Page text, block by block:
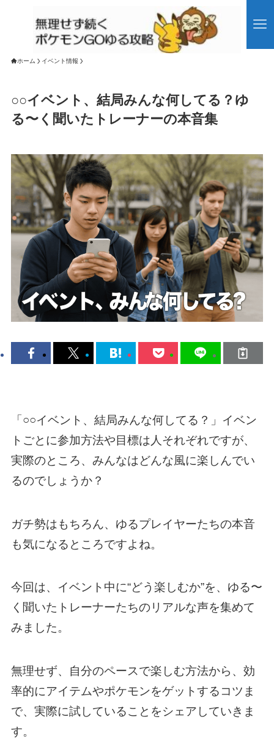
ホーム イベント情報
○○イベント、結局みんな何してる？ゆ
る〜く聞いたトレーナーの本音集
「○○イベント、結局みんな何してる？」イベン
トごとに参加方法や目標は人それぞれですが、
実際のところ、みんなはどんな風に楽しんでい
るのでしょうか？
ガチ勢はもちろん、ゆるプレイヤーたちの本音
も気になるところですよね。
今回は、イベント中に“どう楽しむか”を、ゆる〜
く聞いたトレーナーたちのリアルな声を集めて
みました。
無理せず、自分のペースで楽しむ方法から、効
率的にアイテムやポケモンをゲットするコツま
で、実際に試していることをシェアしていきま
す。